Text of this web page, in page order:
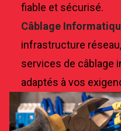
fiable et sécurisé.
Câblage
infrastructure
services de câblage
adaptés à vos